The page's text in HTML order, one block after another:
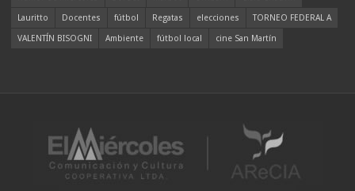
Lauritto
Docentes fútbol Regatas elecciones
TORNEO FEDERAL A
VALENTÍN BISOGNI
Ambiente fútbol local cine San Martín